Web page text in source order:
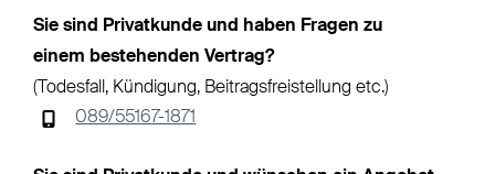
Sie sind Privatkunde und haben Fragen zu
einem bestehenden Vertrag?
(Todesfall, Kündigung, Beitragsfreistellung etc.)
089/55167-1871